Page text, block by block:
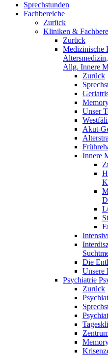
Sprechstunden
Fachbereiche
Zurück
Kliniken &
Zurück
Medizinische
Allg. Innere
Zurück
Unser
Akut-
Innere
Die
Unsere
Psychiatrie
Zurück